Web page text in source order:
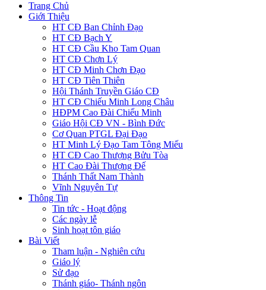
Trang Chủ
Giới Thiệu
HT CĐ Ban Chỉnh Đạo
HT CĐ Bạch Y
HT CĐ Cầu Kho Tam Quan
HT CĐ Chơn Lý
HT CĐ Minh Chơn Đạo
HT CĐ Tiên Thiên
Hội Thánh Truyền Giáo CĐ
HT CĐ Chiếu Minh Long Châu
HĐPM Cao Đài Chiếu Minh
Giáo Hội CĐ VN - Bình Đức
Cơ Quan PTGL Đại Đạo
HT Minh Lý Đạo Tam Tông Miếu
HT CĐ Cao Thượng Bửu Tòa
HT Cao Đài Thượng Đế
Thánh Thất Nam Thành
Vĩnh Nguyên Tự
Thông Tin
Tin tức - Hoạt động
Các ngày lễ
Sinh hoạt tôn giáo
Bài Viết
Tham luận - Nghiên cứu
Giáo lý
Sử đạo
Thánh giáo- Thánh ngôn